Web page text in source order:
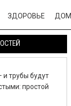
ЗДОРОВЬЕ ДОМ
и трубы будут
простой